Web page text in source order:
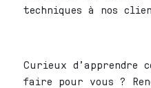
techniques à nos
Curieux d’apprendre
faire pour vous ?